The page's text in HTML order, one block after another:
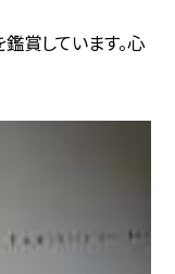
賞しています。心